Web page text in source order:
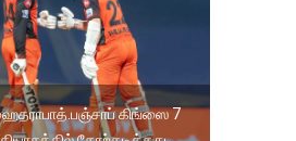
கிங்ஸை 7